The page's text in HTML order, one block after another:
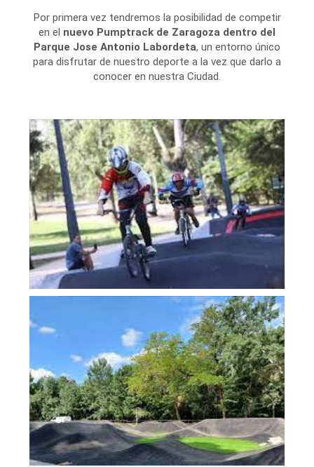
Por primera vez tendremos la posibilidad de competir
en el nuevo Pumptrack de Zaragoza dentro del
Parque Jose Antonio Labordeta, un entorno único
para disfrutar de nuestro deporte a la vez que darlo a
conocer en nuestra Ciudad.